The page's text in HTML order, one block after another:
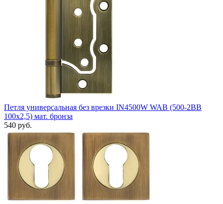
Петля универсальная без врезки IN4500W WAB (500-2BB
100x2,5) мат. бронза
540 руб.